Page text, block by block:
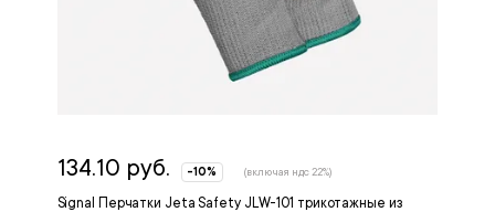
Signal Перчатки Jeta Safety JLW-101 трикотажные из
134.10 руб. -10% (включая ндс 22%)